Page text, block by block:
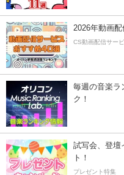
2026年動画
CS動画配信サー
毎週の音楽ラ
ク！
試写会、登壇
ト！
プレゼント特集